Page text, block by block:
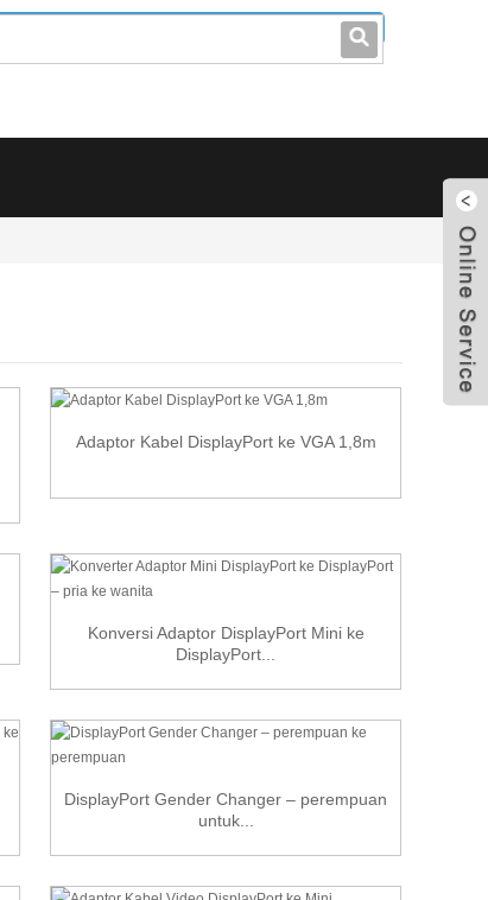
0086-0755-23214701
Adaptor Kabel DisplayPort ke VGA 1,8m
Konversi Adaptor DisplayPort Mini ke
DisplayPort...
DisplayPort Gender Changer – perempuan
untuk...